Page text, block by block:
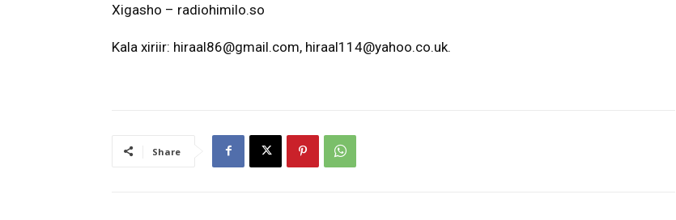
Xigasho – radiohimilo.so
Kala xiriir: hiraal86@gmail.com, hiraal114@yahoo.co.uk.
Share